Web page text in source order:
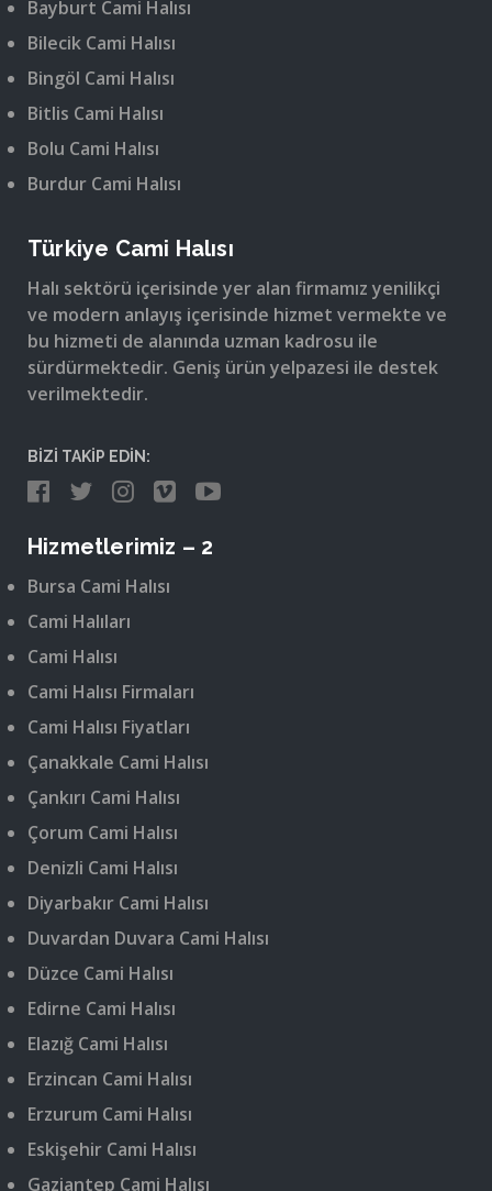
Bayburt Cami Halısı
Bilecik Cami Halısı
Bingöl Cami Halısı
Bitlis Cami Halısı
Bolu Cami Halısı
Burdur Cami Halısı
Türkiye Cami Halısı
Halı sektörü içerisinde yer alan firmamız yenilikçi
ve modern anlayış içerisinde hizmet vermekte ve
bu hizmeti de alanında uzman kadrosu ile
sürdürmektedir. Geniş ürün yelpazesi ile destek
verilmektedir.
BİZİ TAKİP EDİN:
Hizmetlerimiz – 2
Bursa Cami Halısı
Cami Halıları
Cami Halısı
Cami Halısı Firmaları
Cami Halısı Fiyatları
Çanakkale Cami Halısı
Çankırı Cami Halısı
Çorum Cami Halısı
Denizli Cami Halısı
Diyarbakır Cami Halısı
Duvardan Duvara Cami Halısı
Düzce Cami Halısı
Edirne Cami Halısı
Elazığ Cami Halısı
Erzincan Cami Halısı
Erzurum Cami Halısı
Eskişehir Cami Halısı
Gaziantep Cami Halısı